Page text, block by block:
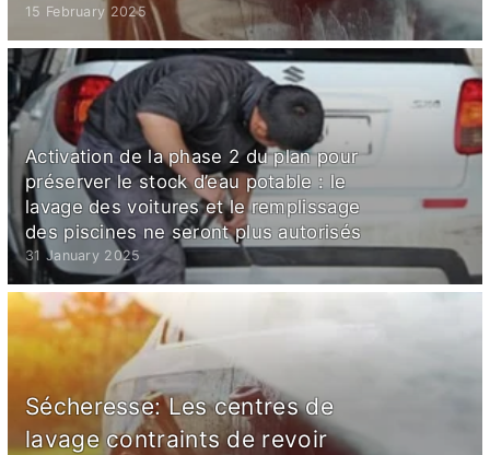
15 February 2025
Activation de la phase 2 du plan pour
préserver le stock d’eau potable : le
lavage des voitures et le remplissage
des piscines ne seront plus autorisés
31 January 2025
Sécheresse: Les centres de
lavage contraints de revoir